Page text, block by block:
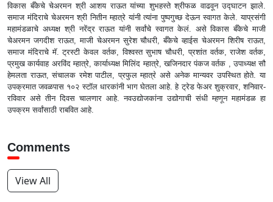
विकास बँकेचे चेअरमन श्री आशय राऊत यांच्या शुभहस्ते श्रीफळ वाढवून उद्घाटन झाले.
समाज मंदिराचे चेअरमन श्री नितीन म्हात्रे यांनी त्यांना पुष्पगुच्छ देऊन स्वागत केले. याप्रसंगी
महामंडळाचे अध्यक्ष श्री नरेंद्र राऊत यांनी सर्वांचे स्वागत केलं. असे विकास बँकेचे माजी
चेअरमन जगदीश राऊत, माजी चेअरमन सुरेश चौधरी, बँकेचे व्हाईस चेअरमन शिरीष राऊत,
समाज मंदिराचे मॅ. ट्रस्टी केवल वर्तक, विश्वस्त सुभाष चौधरी, प्रशांत वर्तक, राजेश वर्तक,
प्रमुख कार्यवाह अरविंद म्हात्रे, कार्याध्यक्ष मिलिंद म्हात्रे, खजिनदार पंकज वर्तक , उपाध्यक्ष सौ
हेमलता राऊत, संचालक रमेश पाटील, प्रफुल म्हात्रे असे अनेक मान्यवर उपस्थित होते. या
उपक्रमात जवळपास १०२ स्टॉल धारकांनी भाग घेतला आहे. हे ट्रेड फेअर शुक्रवार, शनिवार-
रविवार असे तीन दिवस चालणार आहे. नवउद्योजकांना उद्योगाची संधी म्हणून महामंडळ हा
उपक्रम सर्वांसाठी राबवित आहे.
Comments
View All